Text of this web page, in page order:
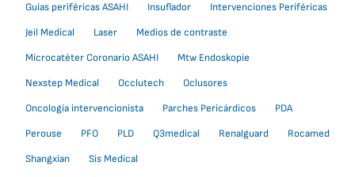
Guías periféricas ASAHI
Insuflador
Intervenciones Periféricas
Jeil Medical
Laser
Medios de contraste
Microcatéter Coronario ASAHI
Mtw Endoskopie
Nexstep Medical
Occlutech
Oclusores
Oncología intervencionista
Parches Pericárdicos
PDA
Perouse
PFO PLD Q3medical Renalguard
Rocamed
Shangxian
Sis Medical